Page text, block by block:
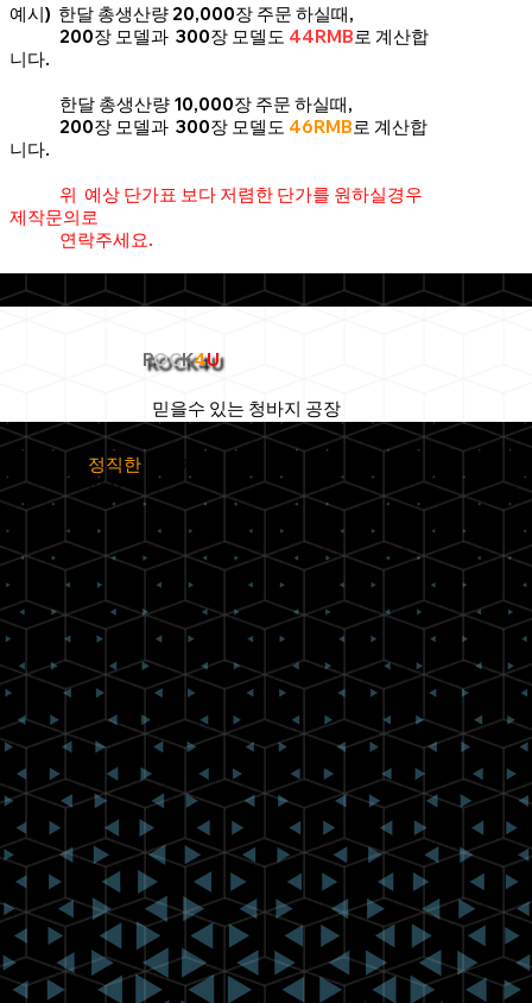
예시) 한달 총생산량 20,000장 주문 하실때,
200장 모델과 300장 모델도 44RMB로 계산합
니다.
한달 총생산량 10,000장 주문 하실때,
200장 모델과 300장 모델도 46RMB로 계산합
니다.
위 예상 단가표 보다 저렴한 단가를 원하실경우
제작문의로
연락주세요.
믿을수 있는 청바지 공장
ROCK4U
정직한 청바지
공장